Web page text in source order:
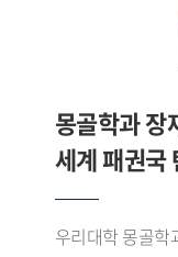
연구는 차이가
이주민이 점차
사회서비스 개발
최근에는 보건복
개설했고, BBB
강의를 볼 수 있
포착하는 데 이
붓질과 그에 대
표현하고자 했
『권력은 언어를
정치 담론의 관
의사소통 수단
『쇼펜하우어의
몽골학과 장
세계 패권
우리대학 몽골학